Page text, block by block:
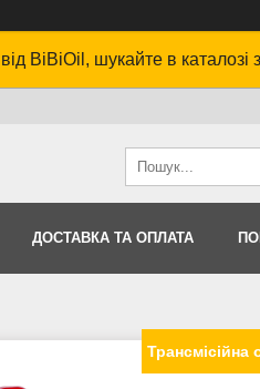
BiBiOil, шукайте в каталозі
ДОСТАВКА ТА ОПЛАТА
Трансмісійна